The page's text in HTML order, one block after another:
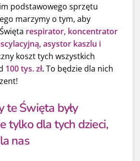
podstawowego sprzętu
marzymy o tym, aby
respirator, koncentrator
asystor kaszlu i
koszt tych wszystkich
100 tys. zł.To będzie dla nich
te Święta były
tylko dla tych dzieci,
nas